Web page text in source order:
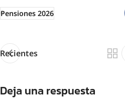
Pensiones 2026
Recientes
Deja una respuesta